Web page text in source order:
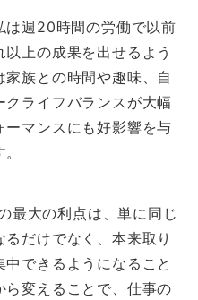
は週20時間の労働で以前
上の成果を出せるよう
族との時間や趣味、自
ライフバランスが大幅
マンスにも好影響を与
最大の利点は、単に同じ
だけでなく、本来取り
できるようになること
変えることで、仕事の